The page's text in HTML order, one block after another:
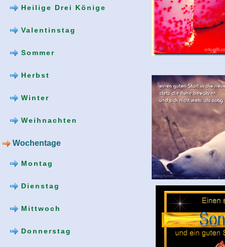
Heilige Drei Könige
Valentinstag
Sommer
Herbst
Winter
Weihnachten
Wochentage
Montag
Dienstag
Mittwoch
Donnerstag